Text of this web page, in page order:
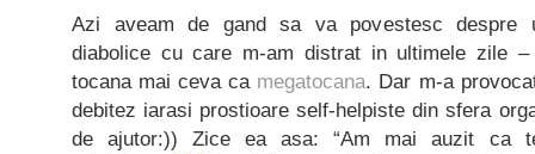
Azi aveam de gand sa va povestesc despre
diabolice cu care m-am distrat in ultimele zile
tocana mai ceva ca megatocana. Dar m-a
debitez iarasi prostioare self-helpiste din sfera
de ajutor:)) Zice ea asa: “Am mai auzit ca